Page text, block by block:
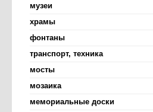
музеи
храмы
фонтаны
транспорт, техника
мосты
мозаика
мемориальные доски